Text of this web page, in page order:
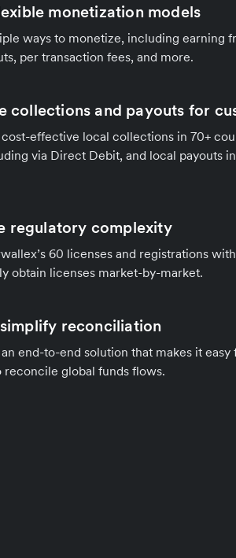
monetization models
ways to monetize, including earning
per transaction fees, and more.
collections and payouts for
effective local collections in 70+
via Direct Debit, and local payouts
regulatory complexity
60 licenses and registrations
obtain licenses market-by-market.
reconciliation
end-to-end solution that makes it easy
reconcile global funds flows.